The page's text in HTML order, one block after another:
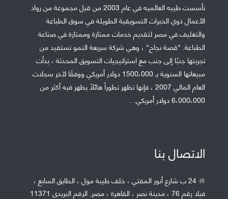
تأسست طيبه العالميه في عام 2003 من قبل مجموعة من رواد
الأعمال ذوي الخبرات التسويقية الطويلة في سوق الطباعة
والتغليف في مصر لتقديم خدمات ممتازة وممتازة في صناعة
الطباعة. "قصة نجاح" ، وهي شركة سريعة النمو تستفيد من
تجربتها جنبًا إلى جنب مع استراتيجيات التسويق المحدثة ، بدأت
مبيعاتها السنوية بـ 1500،000 دولار أمريكي ووفقًا لآخر سجلات
العام المالي 2007 ، فإنها تظهر تطوراً هائلاً يظهر فيه أكثر من
6،000،000 دولار أمريكي. .
الاتصال بنا
24 ب شارع أنور المفتي ، خلف طيبة مول ، الطابق السابع ،
فيلا رقم 76 ، مدينة نصر ، القاهرة ، مصر. الرقم البريدى 11371